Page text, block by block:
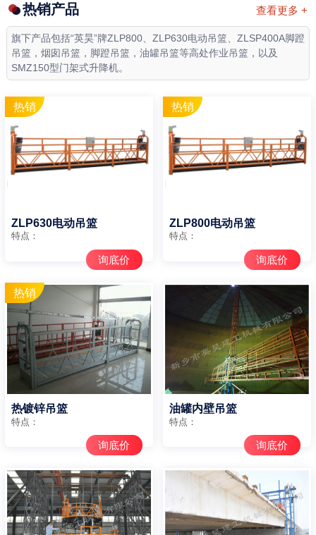
查看更多 +
热销产品
旗下产品包括“英昊”牌ZLP800、ZLP630电动吊篮、ZLSP400A脚蹬
吊篮，烟囱吊篮，脚蹬吊篮，油罐吊篮等高处作业吊篮，以及
SMZ150型门架式升降机。
ZLP630电动吊篮
特点：
询底价
ZLP800电动吊篮
特点：
询底价
热镀锌吊篮
特点：
询底价
油罐内壁吊篮
特点：
询底价